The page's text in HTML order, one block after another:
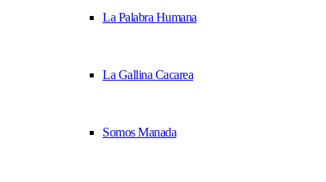
La Palabra Humana
La Gallina Cacarea
Somos Manada